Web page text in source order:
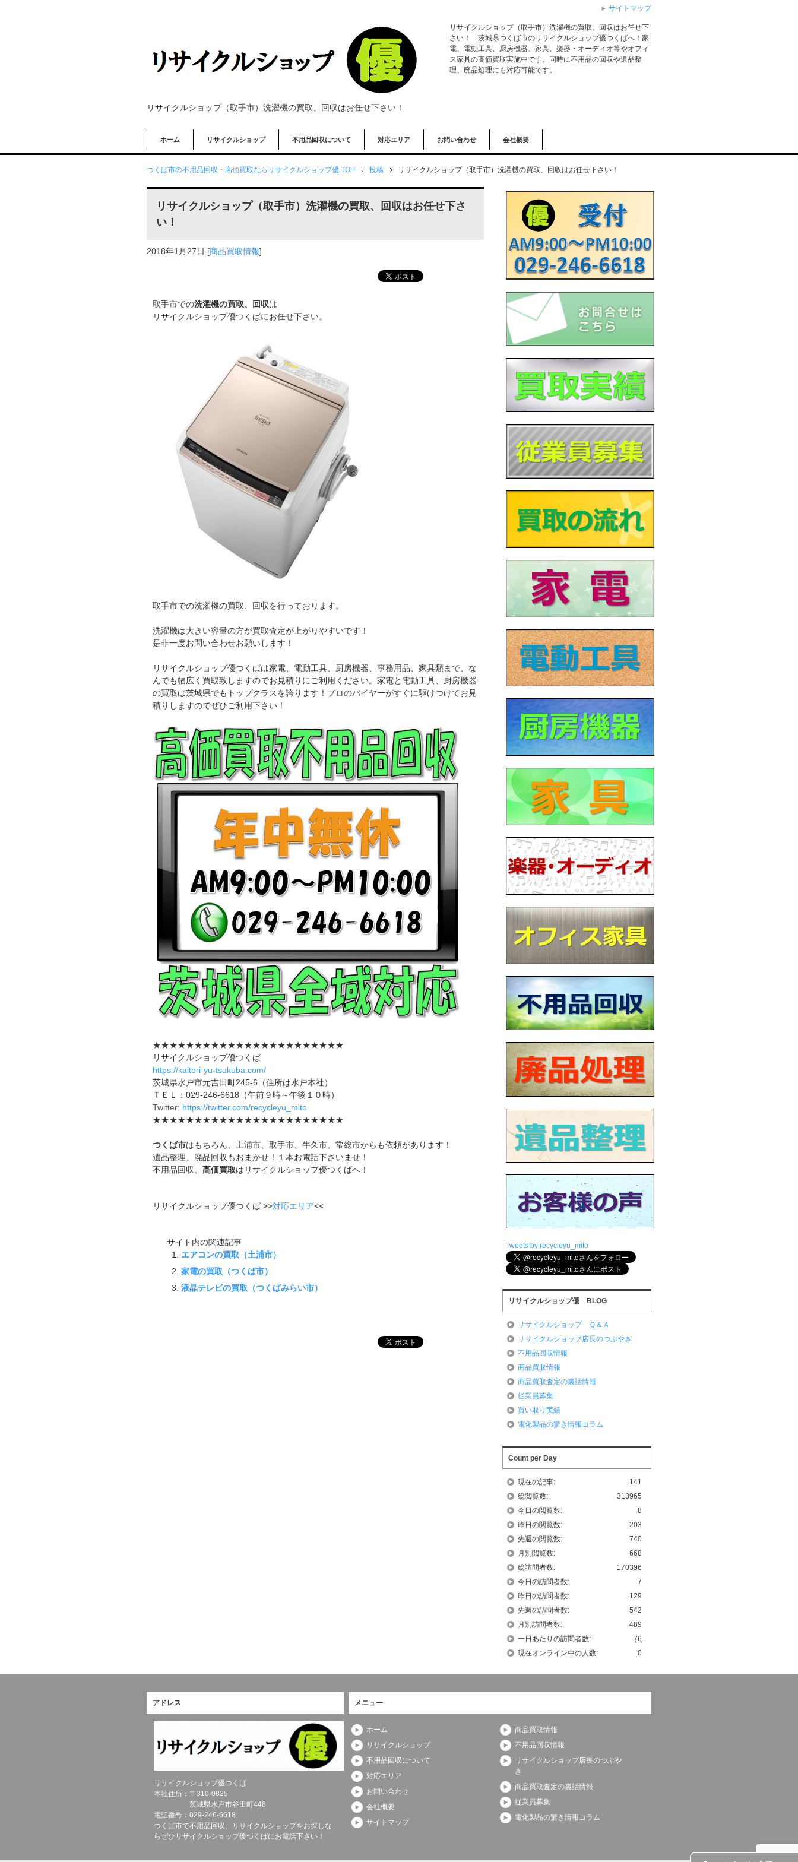
リサイクルショップ（取手市）洗濯機の買取、回収はお任せ下さい！
リサイクルショップ（取手市）洗濯機の買取、回収はお任せ下
さい！ 茨城県つくば市のリサイクルショップ優つくばへ！家
電、電動工具、厨房機器、家具、楽器・オーディオ等やオフィ
ス家具の高価買取実施中です。同時に不用品の回収や遺品整
理、廃品処理にも対応可能です。
ホーム リサイクルショップ 不用品回収について 対応エリア お問い合わせ 会社概要
つくば市の不用品回収・高価買取ならリサイクルショップ優 TOP 投稿 リサイクルショップ（取手市）洗濯機の買取、回収はお任せ下さい！
リサイクルショップ（取手市）洗濯機の買取、回収はお任せ下さ
い！
2018年1月27日 [商品買取情報]
取手市での洗濯機の買取、回収は
リサイクルショップ優つくばにお任せ下さい。
取手市での洗濯機の買取、回収を行っております。
洗濯機は大きい容量の方が買取査定が上がりやすいです！
是非一度お問い合わせお願いします！
リサイクルショップ優つくばは家電、電動工具、厨房機器、事務用品、家具類まで、な
んでも幅広く買取致しますのでお見積りにご利用ください。家電と電動工具、厨房機器
の買取は茨城県でもトップクラスを誇ります！プロのバイヤーがすぐに駆けつけてお見
積りしますのでぜひご利用下さい！
★★★★★★★★★★★★★★★★★★★★★★★
リサイクルショップ優つくば
https://kaitori-yu-tsukuba.com/
茨城県水戸市元吉田町245-6（住所は水戸本社）
ＴＥＬ：029-246-6618（午前９時～午後１０時）
Twitter: https://twitter.com/recycleyu_mito
★★★★★★★★★★★★★★★★★★★★★★★
つくば市はもちろん、土浦市、取手市、牛久市、常総市からも依頼があります！
遺品整理、廃品回収もおまかせ！１本お電話下さいませ！
不用品回収、 高価買取はリサイクルショップ優つくばへ！
リサイクルショップ優つくば >>対応エリア<<
サイト内の関連記事
エアコンの買取（土浦市）
家電の買取（つくば市）
液晶テレビの買取（つくばみらい市）
Tweets by recycleyu_mito
リサイクルショップ優 BLOG
リサイクルショップ Ｑ＆Ａ
リサイクルショップ店長のつぶやき
不用品回収情報
商品買取情報
商品買取査定の裏話情報
従業員募集
買い取り実績
電化製品の驚き情報コラム
Count per Day
141
現在の記事:
313965
総閲覧数:
8
今日の閲覧数:
203
昨日の閲覧数:
740
先週の閲覧数:
668
月別閲覧数:
170396
総訪問者数:
7
今日の訪問者数:
129
昨日の訪問者数:
542
先週の訪問者数:
489
月別訪問者数:
76
一日あたりの訪問者数:
0
現在オンライン中の人数:
アドレス
リサイクルショップ優つくば
本社住所：〒 310-0825
茨城県水戸市谷田町448
電話番号： 029-246-6618
つくば市で不用品回収、リサイクルショップをお探しな
らぜひリサイクルショップ優つくばにお電話下さい！
メニュー
ホーム
リサイクルショップ
不用品回収について
対応エリア
お問い合わせ
会社概要
サイトマップ
商品買取情報
不用品回収情報
リサイクルショップ店長のつぶや
き
商品買取査定の裏話情報
従業員募集
電化製品の驚き情報コラム
サイトマップ